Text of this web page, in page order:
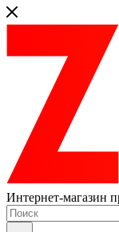
Интернет-магазин